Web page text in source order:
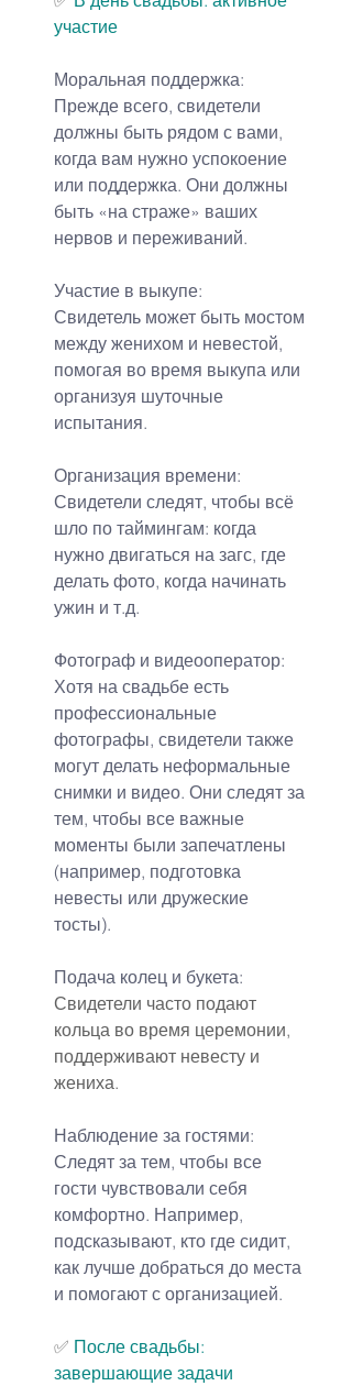
участие
Моральная поддержка:
Прежде всего, свидетели
должны быть рядом с вами,
когда вам нужно успокоение
или поддержка. Они должны
быть «на страже» ваших
нервов и переживаний.
Участие в выкупе:
Свидетель может быть мостом
между женихом и невестой,
помогая во время выкупа или
организуя шуточные
испытания.
Организация времени:
Свидетели следят, чтобы всё
шло по таймингам: когда
нужно двигаться на загс, где
делать фото, когда начинать
ужин и т.д.
Фотограф и видеооператор:
Хотя на свадьбе есть
профессиональные
фотографы, свидетели также
могут делать неформальные
снимки и видео. Они следят за
тем, чтобы все важные
моменты были запечатлены
(например, подготовка
невесты или дружеские
тосты).
Подача колец и букета:
Свидетели часто подают
кольца во время церемонии,
поддерживают невесту и
жениха.
Наблюдение за гостями:
Следят за тем, чтобы все
гости чувствовали себя
комфортно. Например,
подсказывают, кто где сидит,
как лучше добраться до места
и помогают с организацией.
✅ После свадьбы:
завершающие задачи